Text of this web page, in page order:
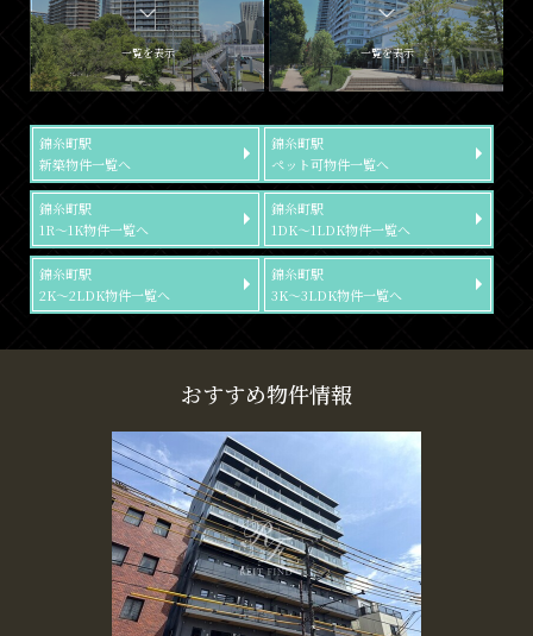
一覧を表示 一覧を表示
錦糸町駅
新築物件一覧へ
錦糸町駅
ペット可物件一覧へ
錦糸町駅
1R～1K物件一覧へ
錦糸町駅
1DK～1LDK物件一覧へ
錦糸町駅
2K～2LDK物件一覧へ
錦糸町駅
3K～3LDK物件一覧へ
おすすめ物件情報